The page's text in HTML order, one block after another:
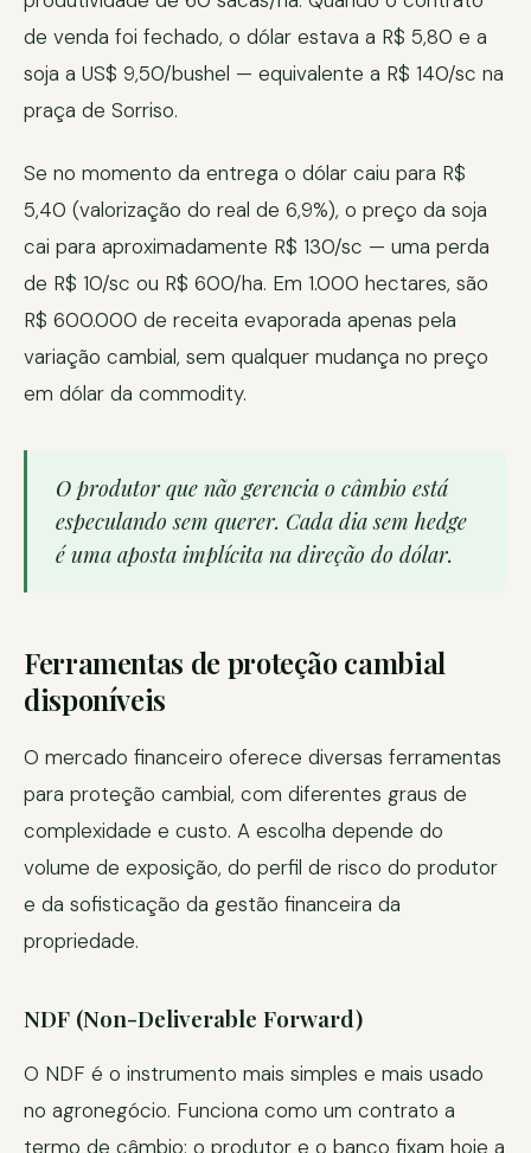
de venda foi fechado, o dólar estava a R$ 5,80 e a
soja a US$ 9,50/bushel — equivalente a R$ 140/sc na
praça de Sorriso.
Se no momento da entrega o dólar caiu para R$
5,40 (valorização do real de 6,9%), o preço da soja
cai para aproximadamente R$ 130/sc — uma perda
de R$ 10/sc ou R$ 600/ha. Em 1.000 hectares, são
R$ 600.000 de receita evaporada apenas pela
variação cambial, sem qualquer mudança no preço
em dólar da commodity.
O produtor que não gerencia o câmbio está
especulando sem querer. Cada dia sem hedge
é uma aposta implícita na direção do dólar.
Ferramentas de proteção cambial
disponíveis
O mercado financeiro oferece diversas ferramentas
para proteção cambial, com diferentes graus de
complexidade e custo. A escolha depende do
volume de exposição, do perfil de risco do produtor
e da sofisticação da gestão financeira da
propriedade.
NDF (Non-Deliverable Forward)
O NDF é o instrumento mais simples e mais usado
no agronegócio. Funciona como um contrato a
termo de câmbio: o produtor e o banco fixam hoje a